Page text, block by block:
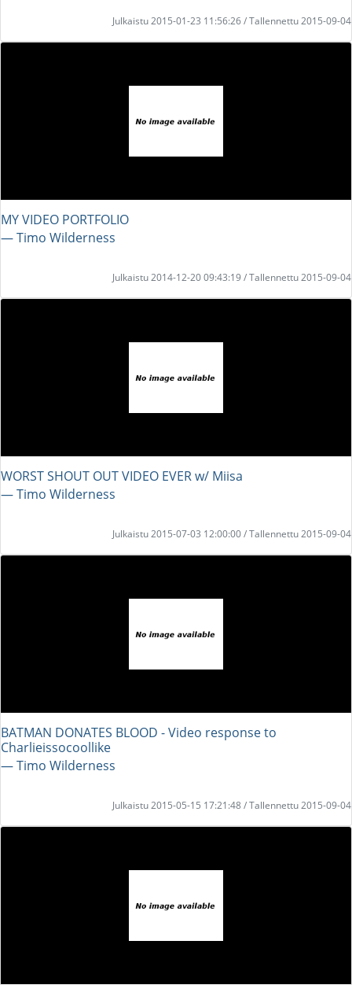
Julkaistu 2015-01-23 11:56:26 / Tallennettu 2015-09-04
MY VIDEO PORTFOLIO
― Timo Wilderness
Julkaistu 2014-12-20 09:43:19 / Tallennettu 2015-09-04
WORST SHOUT OUT VIDEO EVER w/ Miisa
― Timo Wilderness
Julkaistu 2015-07-03 12:00:00 / Tallennettu 2015-09-04
BATMAN DONATES BLOOD - Video response to
Charlieissocoollike
― Timo Wilderness
Julkaistu 2015-05-15 17:21:48 / Tallennettu 2015-09-04